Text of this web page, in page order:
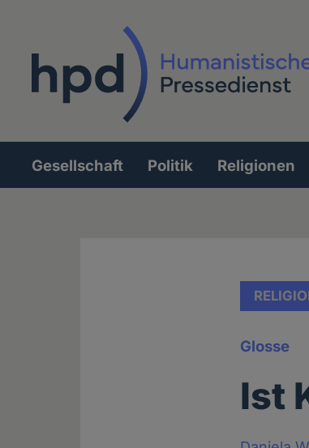
Hauptnavigation
Gesellschaft Politik Religionen
Glosse
Ist